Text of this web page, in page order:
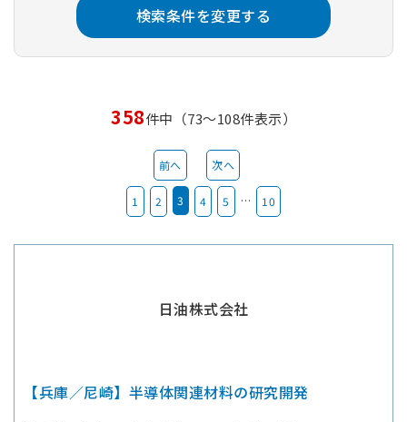
検索条件を変更する
358件中（73～108件表示）
前へ
1 2 3 4 5 … 10
次へ
日油株式会社
【兵庫／尼崎】半導体関連材料の研究開発